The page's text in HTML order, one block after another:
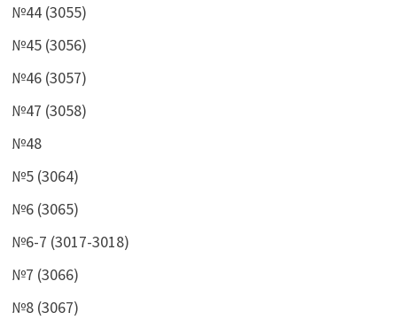
№44 (3055)
№45 (3056)
№46 (3057)
№47 (3058)
№48
№5 (3064)
№6 (3065)
№6-7 (3017-3018)
№7 (3066)
№8 (3067)